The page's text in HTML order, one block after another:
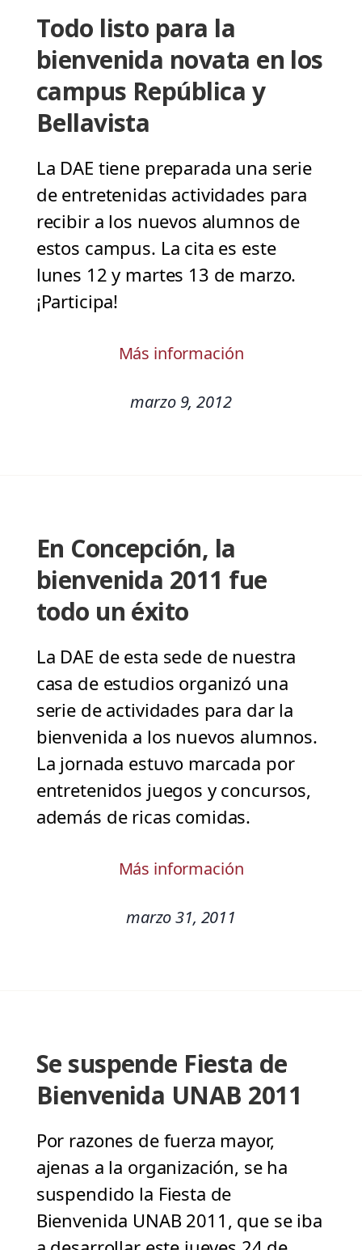
Todo listo para la
bienvenida novata en los
campus República y
Bellavista
La DAE tiene preparada una serie
de entretenidas actividades para
recibir a los nuevos alumnos de
estos campus. La cita es este
lunes 12 y martes 13 de marzo.
¡Participa!
Más información
marzo 9, 2012
En Concepción, la
bienvenida 2011 fue
todo un éxito
La DAE de esta sede de nuestra
casa de estudios organizó una
serie de actividades para dar la
bienvenida a los nuevos alumnos.
La jornada estuvo marcada por
entretenidos juegos y concursos,
además de ricas comidas.
Más información
marzo 31, 2011
Se suspende Fiesta de
Bienvenida UNAB 2011
Por razones de fuerza mayor,
ajenas a la organización, se ha
suspendido la Fiesta de
Bienvenida UNAB 2011, que se iba